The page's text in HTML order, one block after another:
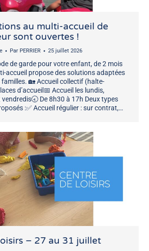
au multi-accueil de
sont ouvertes !
Par PERRIER 25 juillet 2026
de garde pour votre enfant, de 2 mois
accueil propose des solutions adaptées
🏡 Accueil collectif (halte-
d’accueil📅 Accueil les lundis,
De 8h30 à 17h Deux types
:✅ Accueil régulier : sur contrat,…
– 27 au 31 juillet